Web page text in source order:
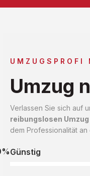
UMZUGSPROFI
Umzug
Verlassen Sie sich auf
reibungslosen
dem Professionalität
Günstig